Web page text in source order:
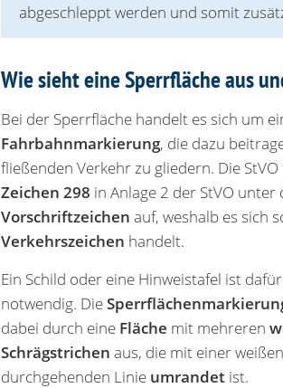
abgeschleppt werden und somit
Wie sieht eine Sperrfläche aus
Bei der Sperrfläche handelt es sich um
Fahrbahnmarkierung, die dazu
fließenden Verkehr zu gliedern. Die
Zeichen 298 in Anlage 2 der StVO unter
Vorschriftzeichen auf, weshalb es sich
Verkehrszeichen handelt.
Ein Schild oder eine Hinweistafel ist
notwendig. Die
dabei durch eine Fläche mit mehreren
Schrägstrichen aus, die mit einer weißen
durchgehenden Linie umrandet ist.